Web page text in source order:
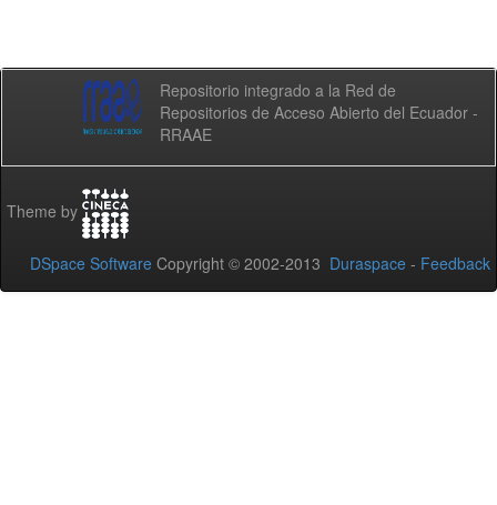
Repositorio integrado a la Red de
Repositorios de Acceso Abierto del Ecuador -
RRAAE
Theme by
DSpace Software Copyright © 2002-2013 Duraspace - Feedback